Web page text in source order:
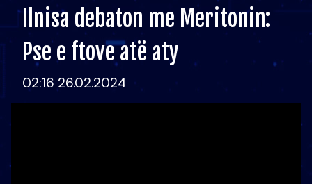
Ilnisa debaton me Meritonin:
Pse e ftove atë aty
02:16 26.02.2024